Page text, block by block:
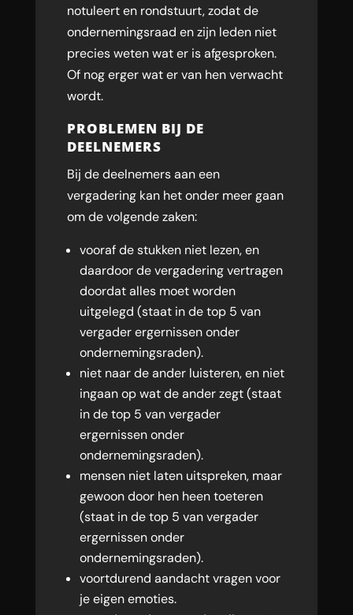
notuleert en rondstuurt, zodat de
ondernemingsraad en zijn leden niet
precies weten wat er is afgesproken.
Of nog erger wat er van hen verwacht
wordt.
PROBLEMEN BIJ DE
DEELNEMERS
Bij de deelnemers aan een
vergadering kan het onder meer gaan
om de volgende zaken:
vooraf de stukken niet lezen, en
daardoor de vergadering vertragen
doordat alles moet worden
uitgelegd (staat in de top 5 van
vergader ergernissen onder
ondernemingsraden).
niet naar de ander luisteren, en niet
ingaan op wat de ander zegt (staat
in de top 5 van vergader
ergernissen onder
ondernemingsraden).
mensen niet laten uitspreken, maar
gewoon door hen heen toeteren
(staat in de top 5 van vergader
ergernissen onder
ondernemingsraden).
voortdurend aandacht vragen voor
je eigen emoties.